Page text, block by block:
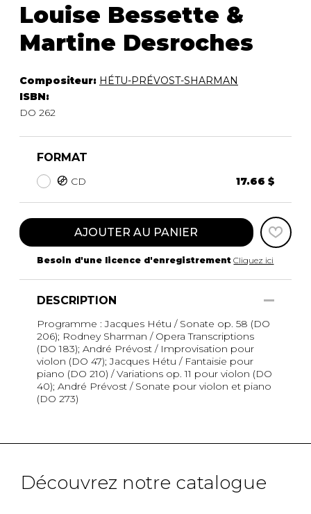
Louise Bessette &
Martine Desroches
Compositeur: HÉTU-PRÉVOST-SHARMAN
ISBN:
DO 262
FORMAT
CD 17.66 $
AJOUTER AU PANIER
Besoin d'une licence d'enregistrement Cliquez ici
DESCRIPTION
Programme : Jacques Hétu / Sonate op. 58 (DO
206); Rodney Sharman / Opera Transcriptions
(DO 183); André Prévost / Improvisation pour
violon (DO 47); Jacques Hétu / Fantaisie pour
piano (DO 210) / Variations op. 11 pour violon (DO
40); André Prévost / Sonate pour violon et piano
(DO 273)
Découvrez notre catalogue